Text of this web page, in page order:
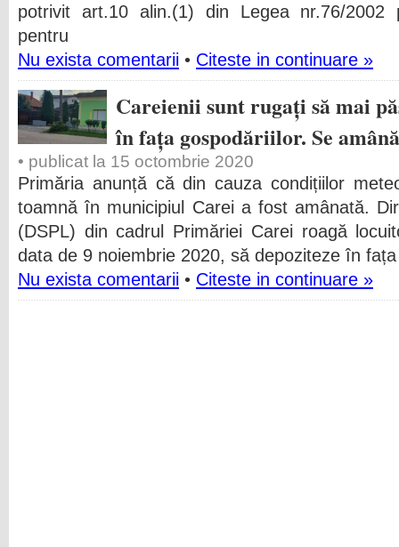
potrivit art.10 alin.(1) din Legea nr.76/2002
pentru
Nu exista comentarii • Citeste in continuare »
Careienii sunt rugați să mai
în fața gospodăriilor. Se
• publicat la 15 octombrie 2020
Primăria anunță că din cauza condițiilor
toamnă în municipiul Carei a fost amânată.
(DSPL) din cadrul Primăriei Carei roagă
data de 9 noiembrie 2020, să depoziteze în
Nu exista comentarii • Citeste in continuare »